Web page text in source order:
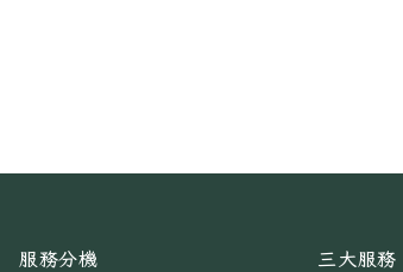
服務分機
三大服務